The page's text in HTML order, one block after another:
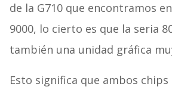
de la G710 que encontramos
9000, lo cierto es que la seria
también una unidad gráfica
Esto significa que ambos